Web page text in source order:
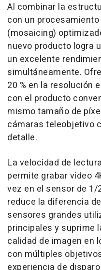
Al combinar la
con un
(mosaicing)
nuevo producto logra
un excelente
simultáneamente.
20 % en la resolución
con el producto
mismo tamaño de
cámaras teleobjetivo
detalle.
La velocidad de
permite grabar vídeo
vez en el sensor de 1/
reduce la diferencia
sensores grandes
principales y suprime
calidad de imagen en
con múltiples
experiencia de